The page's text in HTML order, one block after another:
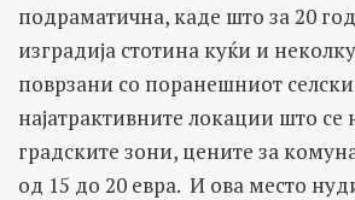
подраматична, каде што за 20
изградија стотина куќи и
поврзани со поранешниот
најатрактивните локации што се
градските зони, цените за
од 15 до 20 евра. И ова место